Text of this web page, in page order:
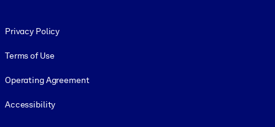
Privacy Policy
Terms of Use
Operating Agreement
Accessibility